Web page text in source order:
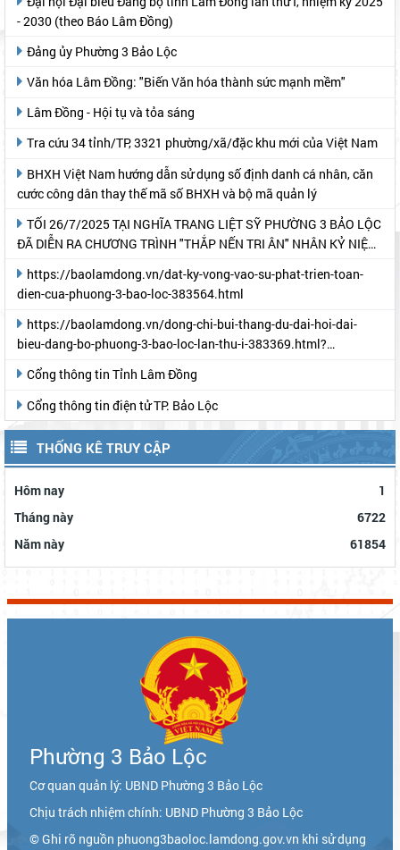
- 2030 (theo Báo Lâm Đồng)
Đảng ủy Phường 3 Bảo Lộc
Văn hóa Lâm Đồng: "Biến Văn hóa thành sức mạnh mềm"
Lâm Đồng - Hội tụ và tỏa sáng
Tra cứu 34 tỉnh/TP, 3321 phường/xã/đặc khu mới của Việt Nam
cước công dân thay thế mã số BHXH và bộ mã quản lý
ĐÃ DIỄN RA CHƯƠNG TRÌNH "THẮP NẾN TRI ÂN" NHÂN KỶ NIỆM
dien-cua-phuong-3-bao-loc-383564.html
bieu-dang-bo-phuong-3-bao-loc-lan-thu-i-383369.html?
Cổng thông tin Tỉnh Lâm Đồng
Cổng thông tin điện tử TP. Bảo Lộc
THỐNG KÊ TRUY CẬP
Hôm nay
1
Tháng này
6722
Năm này
61854
Phường 3 Bảo Lộc
Cơ quan quản lý: UBND Phường 3 Bảo Lộc
Chịu trách nhiệm chính: UBND Phường 3 Bảo Lộc
© Ghi rõ nguồn phuong3baoloc.lamdong.gov.vn khi sử dụng